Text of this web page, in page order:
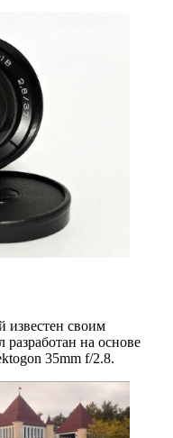
известен своим
на основе
35mm f/2.8.